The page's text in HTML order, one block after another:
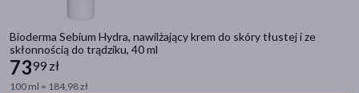
Bioderma Sebium Hydra, nawilżający krem do skóry tłustej i ze
skłonnością do trądziku, 40 ml
7399 zł
100 ml = 184,98 zł
Dostawa
Wysyłka
Odbiór w aptece